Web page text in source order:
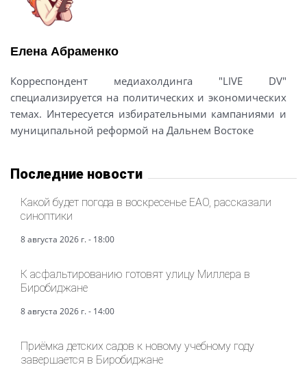
Елена Абраменко
Корреспондент медиахолдинга "LIVE DV"
специализируется на политических и экономических
темах. Интересуется избирательными кампаниями и
муниципальной реформой на Дальнем Востоке
Последние новости
Какой будет погода в воскресенье ЕАО, рассказали
синоптики
8 августа 2026 г. - 18:00
К асфальтированию готовят улицу Миллера в
Биробиджане
8 августа 2026 г. - 14:00
Приёмка детских садов к новому учебному году
завершается в Биробиджане